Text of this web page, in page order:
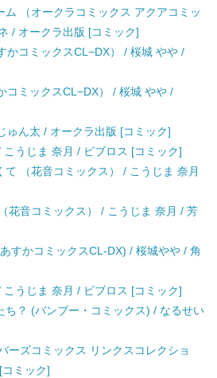
ム （オークラコミックス アクアコミッ
/ オークラ出版 [コミック]
かコミックスCL−DX） / 桜城 やや /
コミックスCL−DX） / 桜城 やや /
ゅん太 / オークラ出版 [コミック]
うじま 奈月 / ビブロス [コミック]
て （花音コミックス） / こうじま 奈月
花音コミックス） / こうじま 奈月 / 芳
すかコミックスCL-DX) / 桜城やや / 角
うじま 奈月 / ビブロス [コミック]
ち？ (バンブー・コミックス) / なるせい
ーズコミックス リンクスコレクショ
ミック]